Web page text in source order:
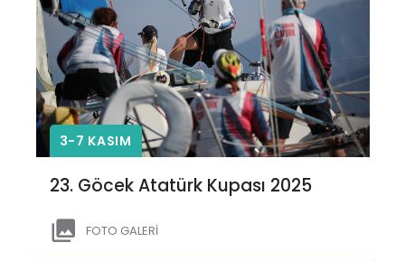
3-7 KASIM
23. Göcek Atatürk Kupası 2025
FOTO GALERİ